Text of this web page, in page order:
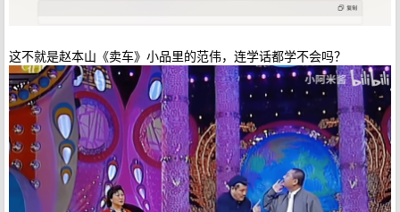
这不就是赵本山《卖车》小品里的范伟，连学话都学不会吗？